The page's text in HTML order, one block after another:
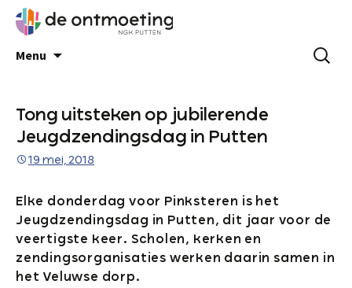
Menu
Tong uitsteken op jubilerende
Jeugdzendingsdag in Putten
19 mei, 2018
Elke donderdag voor Pinksteren is het
Jeugdzendingsdag in Putten, dit jaar voor de
veertigste keer. Scholen, kerken en
zendingsorganisaties werken daarin samen in
het Veluwse dorp.